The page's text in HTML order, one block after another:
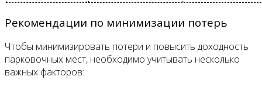
Рекомендации по минимизации потерь
Чтобы минимизировать потери и повысить доходность
парковочных мест, необходимо учитывать несколько
важных факторов: